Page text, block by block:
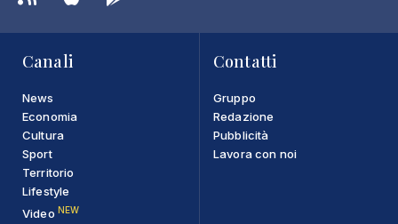
Canali
News
Economia
Cultura
Sport
Territorio
Lifestyle
Video NEW
Contatti
Gruppo
Redazione
Pubblicità
Lavora con noi